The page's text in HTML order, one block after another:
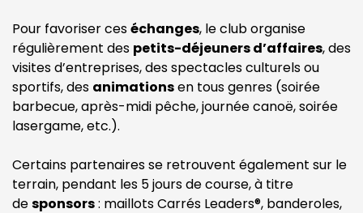
Pour favoriser ceséchanges, le club organise
régulièrement des petits-déjeuners d’affaires, des
visites d’entreprises, des spectacles culturels ou
sportifs, des animationsen tous genres (soirée
barbecue, après-midi pêche, journée canoë, soirée
lasergame, etc.).
Certains partenaires se retrouvent également sur le
terrain, pendant les 5 jours de course, à titre
desponsors: maillots Carrés Leaders®, banderoles,